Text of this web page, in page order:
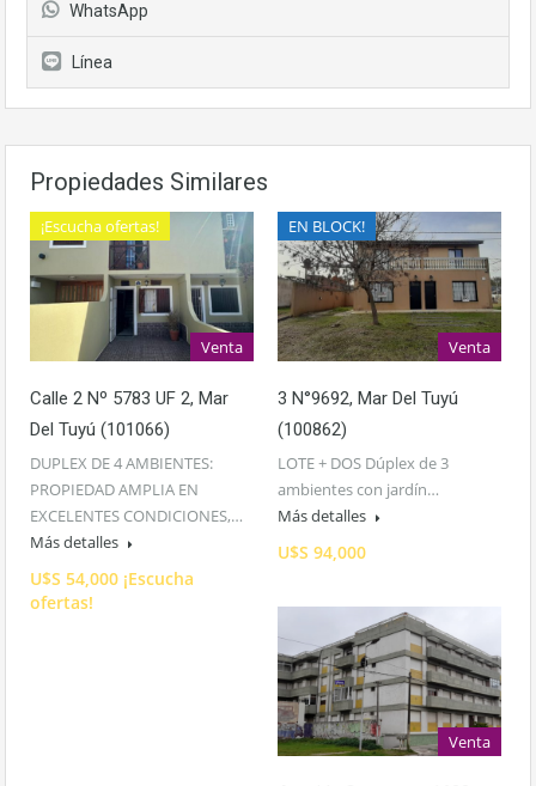
WhatsApp
Línea
Propiedades Similares
¡Escucha ofertas!
Venta
Calle 2 Nº 5783 UF 2, Mar
Del Tuyú (101066)
DUPLEX DE 4 AMBIENTES:
PROPIEDAD AMPLIA EN
EXCELENTES CONDICIONES,…
Más detalles
U$S 54,000 ¡Escucha
ofertas!
EN BLOCK!
Venta
3 N°9692, Mar Del Tuyú
(100862)
LOTE + DOS Dúplex de 3
ambientes con jardín…
Más detalles
U$S 94,000
Venta